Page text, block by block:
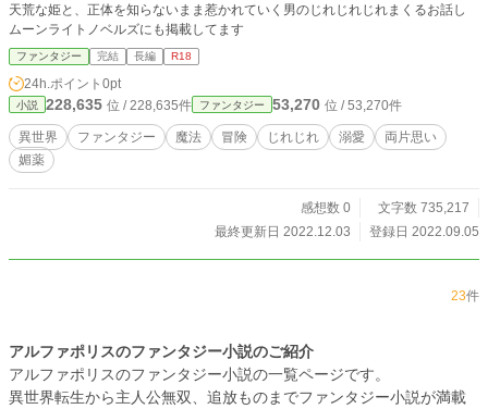
天荒な姫と、正体を知らないまま惹かれていく男のじれじれじれまくるお話し
ムーンライトノベルズにも掲載してます
ファンタジー 完結 長編 R18
24h.ポイント 0pt
小説 228,635 位 / 228,635件 ファンタジー 53,270 位 / 53,270件
異世界 ファンタジー 魔法 冒険 じれじれ 溺愛
両片思い
媚薬
感想数 0
文字数 735,217
最終更新日 2022.12.03
登録日 2022.09.05
23件
アルファポリスのファンタジー小説のご紹介
アルファポリスのファンタジー小説の一覧ページです。
異世界転生から主人公無双、追放ものまでファンタジー小説が満載